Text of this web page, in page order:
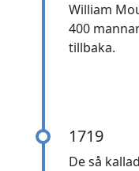
William
400
tillbaka.
1719
De så